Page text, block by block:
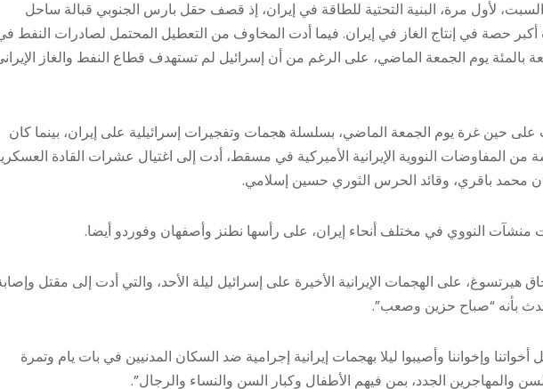
لأول مرة، البنية التحتية للطاقة في إيران، إذ قصف حقل بارس الجنوبي قبالة ساحل
حصة في إنتاج الغاز في إيران. فيما أدت المخاوف من التعطيل المحتمل لصادرات النفط
بالمئة يوم الجمعة الماضي، على الرغم من أن إسرائيل لم تستهدف قطاع النفط والغاز
على حين غرة يوم الجمعة الماضي، بسلسلة هجمات وتفجيرات إسرائيلية على إيران، بينما كان
من المفاوضات النووية الإيرانية الأميركية في مسقط، أدت إلى اغتيال عشرات القادة
محمد باقري، وقائد الحرس الثوري حسين إسلامي.
هيرتسوغ، على الهجمات الإيرانية الأخيرة على إسرائيل ليلة الأحد، والتي أدت إلى مقتل
بأنه “صباح حزين وصعب”.
وإخواننا وأصيبوا ليلا بهجمات إيرانية إجرامية ضد السكان المدنيين في بات يام وتمرة
والمهاجرين الجدد، بمن فيهم الأطفال وكبار السن والنساء والرجال”.